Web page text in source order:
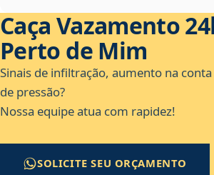
Caça Vazamento
Perto de Mim
Sinais de infiltração, aumento na
de pressão?
Nossa equipe atua com rapidez!
SOLICITE SEU ORÇAMENTO